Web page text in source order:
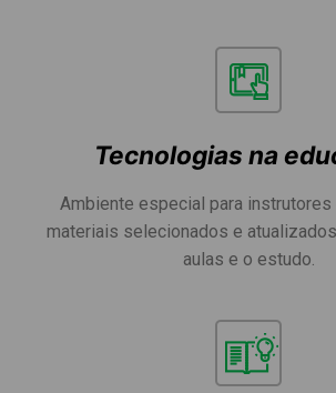
Tecnologias na
Ambiente especial para instrutores
materiais selecionados e
aulas e o estudo.